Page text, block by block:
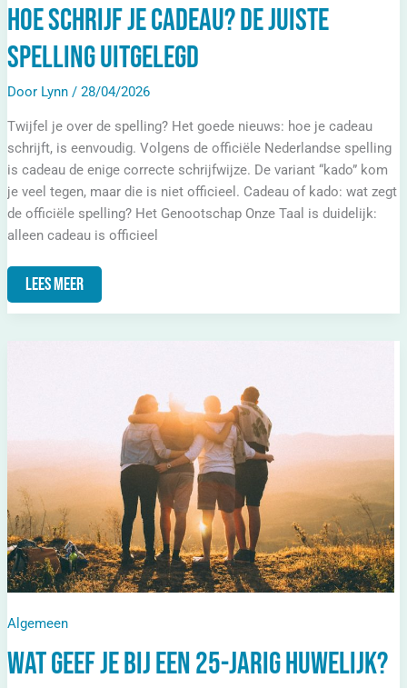
Hoe schrijf je cadeau? De juiste
spelling uitgelegd
Door Lynn/28/04/2026
Twijfel je over de spelling? Het goede nieuws: hoe je cadeau
schrijft, is eenvoudig. Volgens de officiële Nederlandse spelling
is cadeau de enige correcte schrijfwijze. De variant “kado” kom
je veel tegen, maar die is niet officieel. Cadeau of kado: wat zegt
de officiële spelling? Het Genootschap Onze Taal is duidelijk:
alleen cadeau is officieel
Lees Meer
Algemeen
Wat geef je bij een 25-jarig huwelijk?
Jarig
Huwelijk?
Cadeaus
Voor
Het
Zilveren
Jubileum